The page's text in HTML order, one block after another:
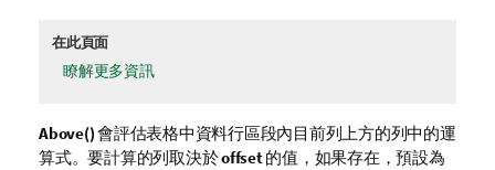
在此頁面
瞭解更多資訊
Above()會評估表格中資料行區段內目前列上方的列中的運
算式。要計算的列取決於offset的值，如果存在，預設為